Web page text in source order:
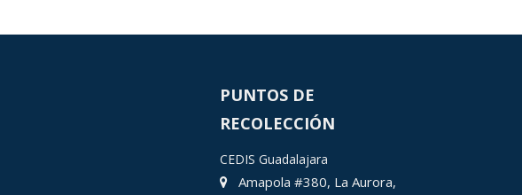
PUNTOS DE
RECOLECCIÓN
CEDIS Guadalajara
Amapola #380, La Aurora,